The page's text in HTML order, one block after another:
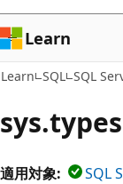
キ
ッ
プ
Learn
Learn SQL SQL
適用対象: SQL